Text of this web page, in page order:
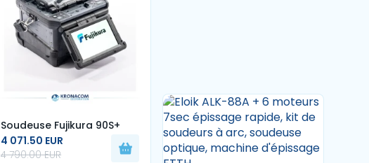
Soudeuse Fujikura 90S+
4 071.50 EUR
4 790.00 EUR